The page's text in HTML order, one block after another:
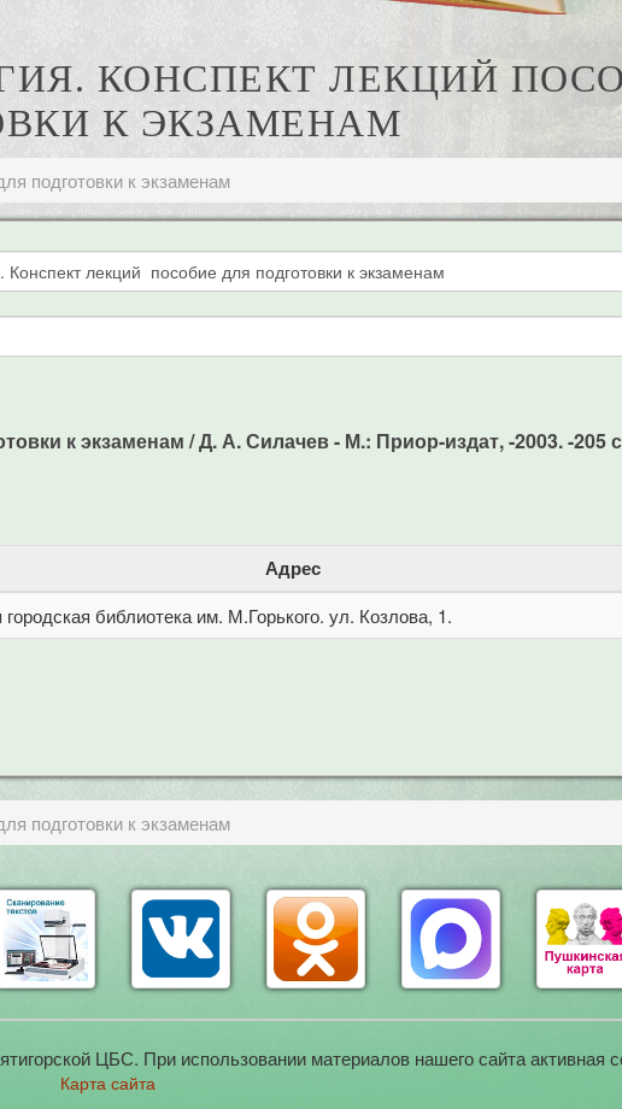
КОНСПЕКТ ЛЕКЦИЙ
К ЭКЗАМЕНАМ
подготовки к экзаменам
к экзаменам / Д. А. Силачев - М.: Приор-издат, -2003. -205
Адрес
библиотека им. М.Горького. ул. Козлова, 1.
подготовки к экзаменам
ЦБС. При использовании материалов нашего сайта активная
Карта сайта